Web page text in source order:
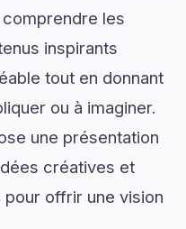
les
inspirants
tout en donnant
ou à imaginer.
une présentation
créatives et
offrir une vision